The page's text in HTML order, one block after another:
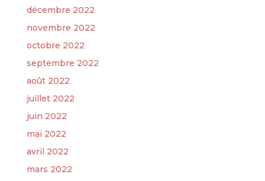
décembre 2022
novembre 2022
octobre 2022
septembre 2022
août 2022
juillet 2022
juin 2022
mai 2022
avril 2022
mars 2022